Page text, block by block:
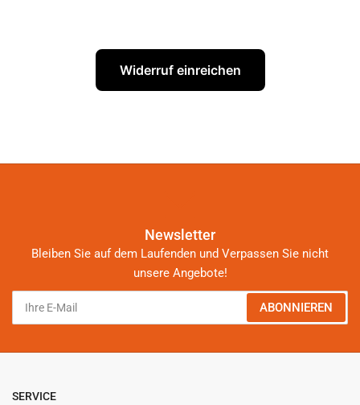
Widerruf einreichen
Newsletter
Bleiben Sie auf dem Laufenden und Verpassen Sie nicht
unsere Angebote!
Ihre
Mail
ABONNIEREN
SERVICE